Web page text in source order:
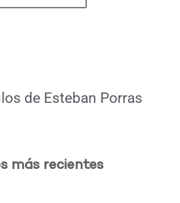
de Esteban Porras
más recientes